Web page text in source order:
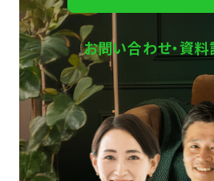
お問い合わせ・資